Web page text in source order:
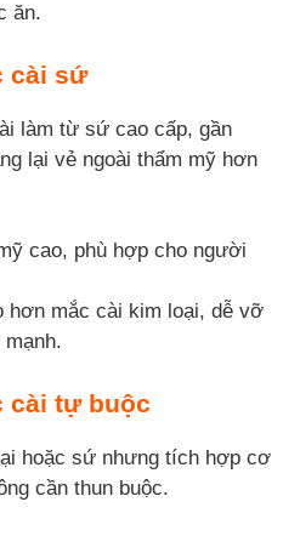
ăn.
cài sứ
làm từ sứ cao cấp, gần
lại vẻ ngoài thẩm mỹ hơn
cao, phù hợp cho người
hơn mắc cài kim loại, dễ vỡ
cài tự buộc
hoặc sứ nhưng tích hợp cơ
cần thun buộc.